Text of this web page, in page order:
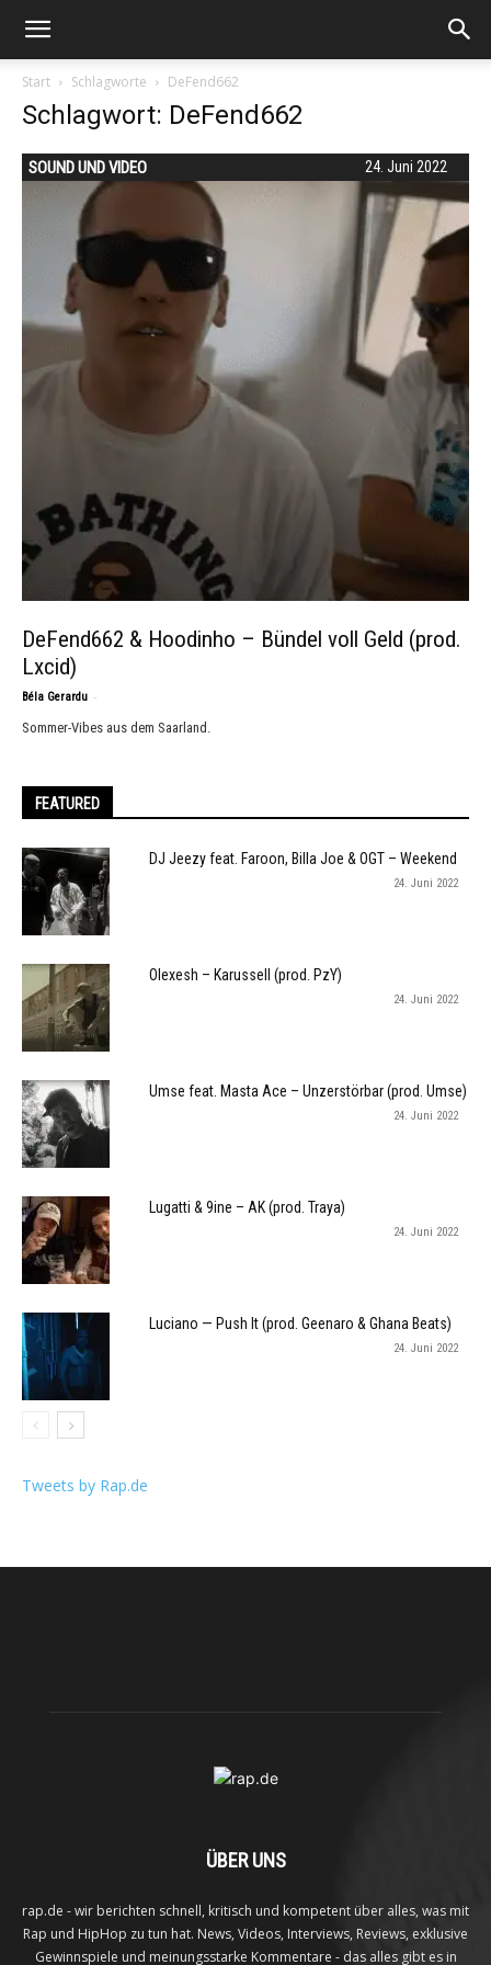
Start Schlagworte DeFend662
Schlagwort: DeFend662
24. Juni 2022
SOUND UND VIDEO
DeFend662 & Hoodinho – Bündel voll Geld (prod.
Lxcid)
Béla Gerardu -
Sommer-Vibes aus dem Saarland.
FEATURED
DJ Jeezy feat. Faroon, Billa Joe & OGT – Weekend
24. Juni 2022
Olexesh – Karussell (prod. PzY)
24. Juni 2022
Umse feat. Masta Ace – Unzerstörbar (prod. Umse)
24. Juni 2022
Lugatti & 9ine – AK (prod. Traya)
24. Juni 2022
Luciano — Push It (prod. Geenaro & Ghana Beats)
24. Juni 2022
Tweets by Rap.de
ÜBER UNS
rap.de - wir berichten schnell, kritisch und kompetent über alles, was mit
Rap und HipHop zu tun hat. News, Videos, Interviews, Reviews, exklusive
Gewinnspiele und meinungsstarke Kommentare - das alles gibt es in